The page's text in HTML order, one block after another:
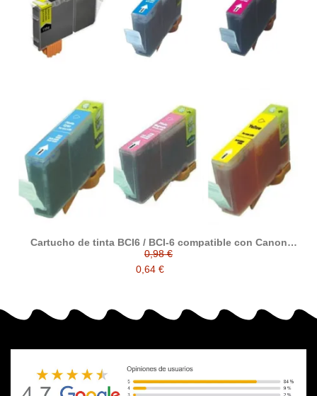
Cartucho de tinta BCI6 / BCI-6 compatible con Canon
4705A002 / 4706A002 / 4707A002 / 4708A002 / 4709A002 /
4710A002
0,98 €
0,64 €